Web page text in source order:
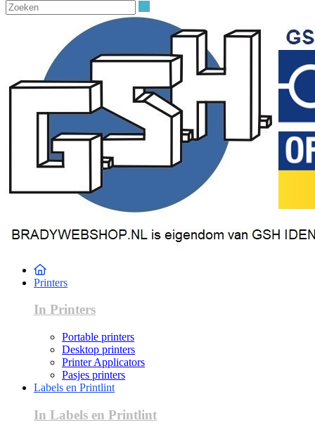
Printers
In Printers
Portable printers
Desktop printers
Printer Applicators
Pasjes printers
Labels en Printlint
In Labels en Printlint